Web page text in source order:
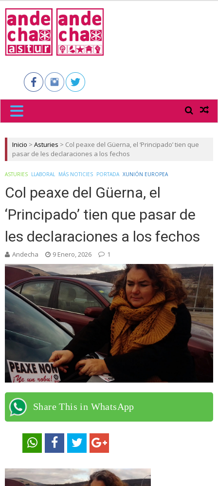
ASTUR
Inicio > Asturies > Col peaxe del Güerna, el ‘Principado’ tien que
pasar de les declaraciones a los fechos
ASTURIES LLABORAL MÁS NOTICIES PORTADA XUNIÓN EUROPEA
Col peaxe del Güerna, el
‘Principado’ tien que pasar de
les declaraciones a los fechos
Andecha 9 Enero, 2026 1
Share This in WhatsApp